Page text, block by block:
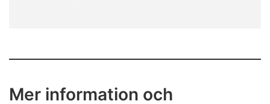
Mer information och